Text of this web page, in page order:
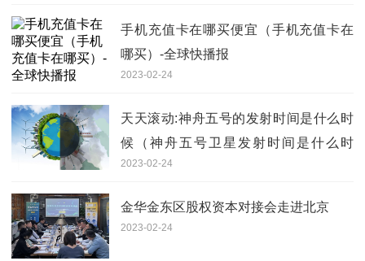
手机充值卡在哪买便宜（手机充值卡在
哪买）-全球快播报
2023-02-24
天天滚动:神舟五号的发射时间是什么时
候（神舟五号卫星发射时间是什么时
候？）
2023-02-24
金华金东区股权资本对接会走进北京
2023-02-24